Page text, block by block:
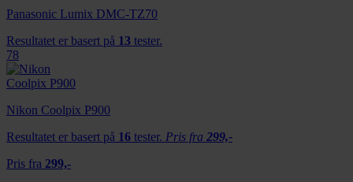
Panasonic Lumix DMC-TZ70
Resultatet er basert på 13 tester.
78
Nikon Coolpix P900
Resultatet er basert på 16 tester. Pris fra 299,-
Pris fra 299,-